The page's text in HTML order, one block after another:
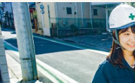
2020年10月16日
【工事工程】塗装
たい！その疑問に